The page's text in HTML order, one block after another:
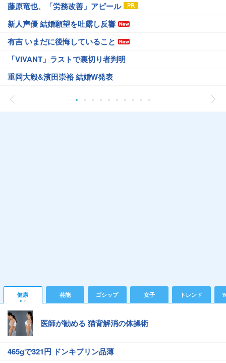
藤原竜也、「労務改善」アピール
新人声優 結婚願望を吐露し反響
有吉 いまだに後悔していること
「VIVANT」ラストで裏切り者判明
重岡大毅&濱田崇裕 結婚W発表
健康 芸能 ゴシップ 女子 トレンド
医師が勧める 猫背解消の体操術
465gで321円 ドンキプリン品薄